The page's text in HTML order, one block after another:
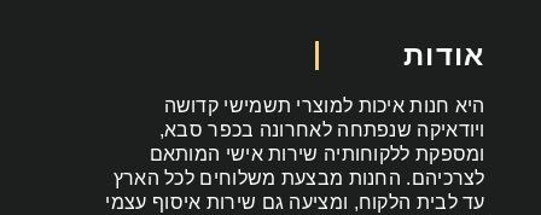
אודות
היא חנות איכות למוצרי תשמישי קדושה
ויודאיקה שנפתחה לאחרונה בכפר סבא,
ומספקת ללקוחותיה שירות אישי המותאם
לצרכיהם. החנות מבצעת משלוחים לכל הארץ
עד לבית הלקוח, ומציעה גם שירות איסוף עצמי